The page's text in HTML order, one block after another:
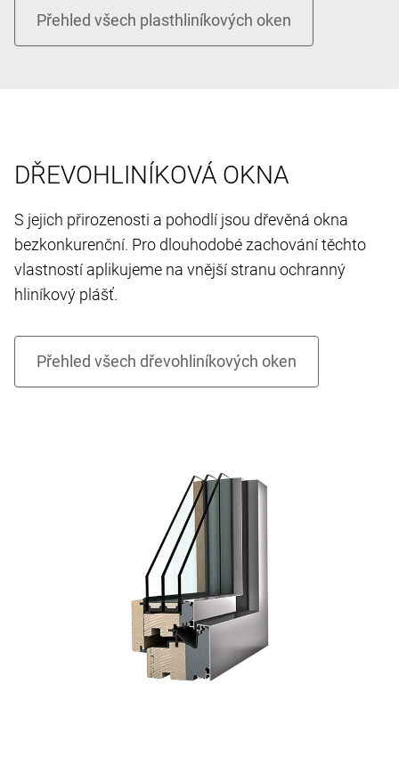
DŘEVOHLINÍKOVÁ OKNA
S jejich přirozenosti a pohodlí jsou dřevěná okna
bezkonkurenční. Pro dlouhodobé zachování těchto
vlastností aplikujeme na vnější stranu ochranný
hliníkový plášť.